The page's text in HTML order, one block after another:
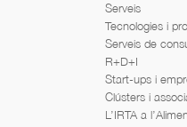
Serveis
Tecnologies i
Serveis de
R+D+I
Start-ups i
Clústers i
L’IRTA a